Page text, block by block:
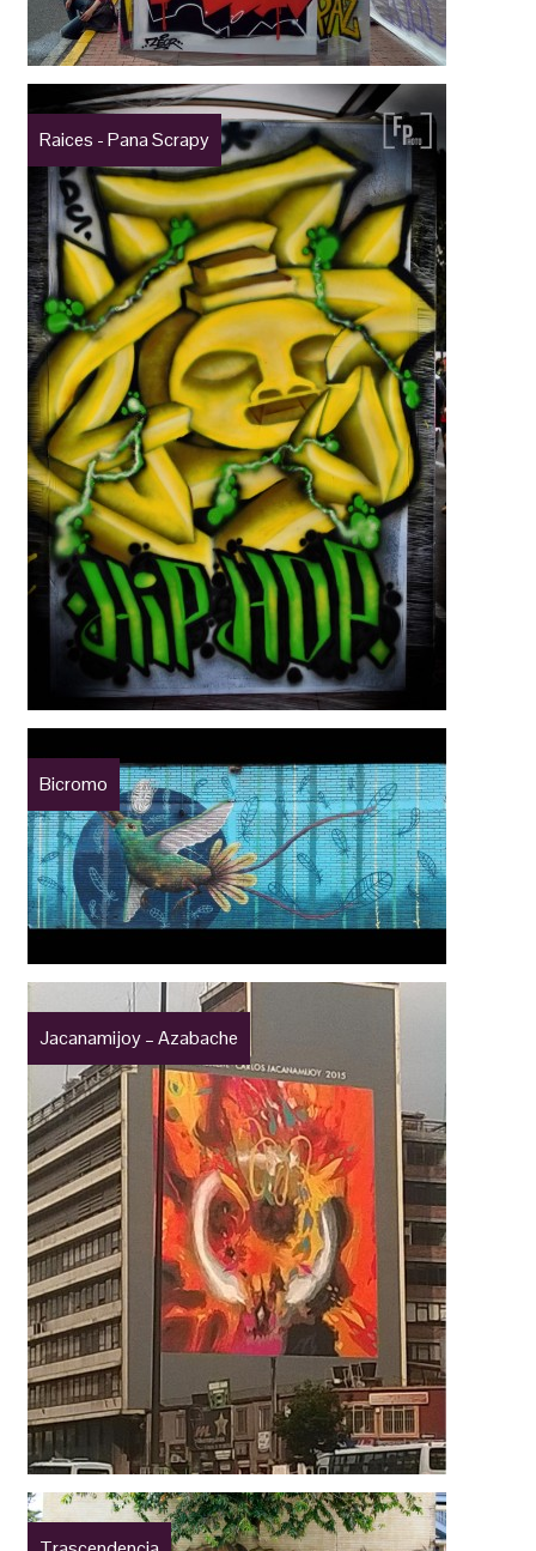
Raices - Pana Scrapy
Bicromo
Jacanamijoy – Azabache